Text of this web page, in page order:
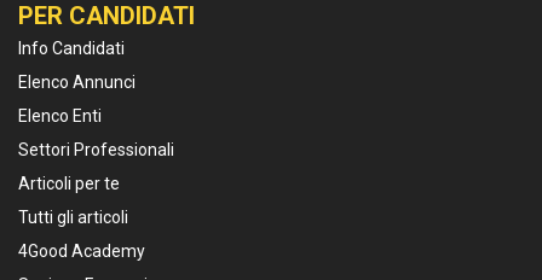
PER CANDIDATI
Info Candidati
Elenco Annunci
Elenco Enti
Settori Professionali
Articoli per te
Tutti gli articoli
4Good Academy